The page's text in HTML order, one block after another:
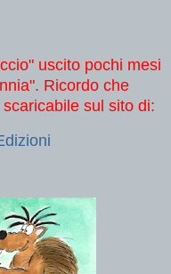
uscito pochi mesi
Ricordo che
sul sito di: